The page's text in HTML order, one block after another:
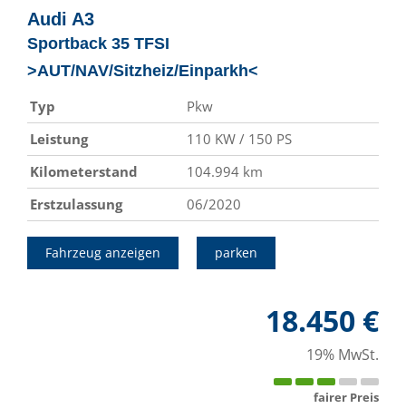
Audi A3
Sportback 35 TFSI
>AUT/NAV/Sitzheiz/Einparkh<
Typ
Pkw
Leistung
110 KW / 150 PS
Kilometerstand
104.994 km
Erstzulassung
06/2020
Fahrzeug anzeigen parken
18.450 €
19% MwSt.
fairer Preis